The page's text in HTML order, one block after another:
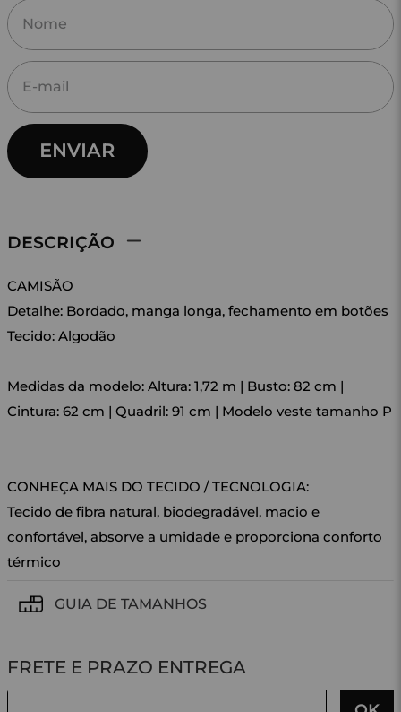
ENVIAR
DESCRIÇÃO
CAMISÃO
Detalhe: Bordado, manga longa, fechamento em botões
Tecido: Algodão
Medidas da modelo: Altura: 1,72 m | Busto: 82 cm |
Cintura: 62 cm | Quadril: 91 cm | Modelo veste tamanho P
CONHEÇA MAIS DO TECIDO / TECNOLOGIA:
Tecido de fibra natural, biodegradável, macio e
confortável, absorve a umidade e proporciona conforto
térmico
GUIA DE TAMANHOS